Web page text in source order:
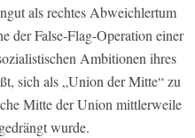
als rechtes Abweichlertum
der False-Flag-Operation einer
Ambitionen ihres
sich als „Union der Mitte“ zu
Mitte der Union mittlerweile
wurde.